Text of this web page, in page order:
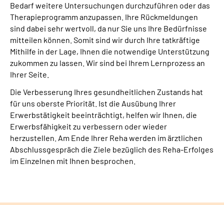
Bedarf weitere Untersuchungen durchzuführen oder das
Therapieprogramm anzupassen. Ihre Rückmeldungen
sind dabei sehr wertvoll, da nur Sie uns Ihre Bedürfnisse
mitteilen können. Somit sind wir durch Ihre tatkräftige
Mithilfe in der Lage, Ihnen die notwendige Unterstützung
zukommen zu lassen. Wir sind bei Ihrem Lernprozess an
Ihrer Seite.
Die Verbesserung Ihres gesundheitlichen Zustands hat
für uns oberste Priorität. Ist die Ausübung Ihrer
Erwerbstätigkeit beeinträchtigt, helfen wir Ihnen, die
Erwerbsfähigkeit zu verbessern oder wieder
herzustellen. Am Ende Ihrer Reha werden im ärztlichen
Abschlussgespräch die Ziele bezüglich des Reha-Erfolges
im Einzelnen mit Ihnen besprochen.